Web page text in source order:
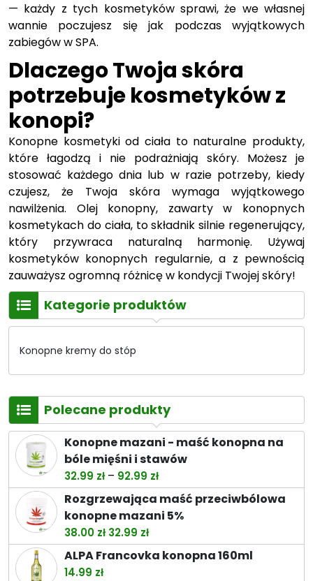
— każdy z tych kosmetyków sprawi, że we własnej
wannie poczujesz się jak podczas wyjątkowych
zabiegów w SPA.
Dlaczego Twoja skóra
potrzebuje kosmetyków z
konopi?
Konopne kosmetyki od ciała to naturalne produkty,
które łagodzą i nie podrażniają skóry. Możesz je
stosować każdego dnia lub w razie potrzeby, kiedy
czujesz, że Twoja skóra wymaga wyjątkowego
nawilżenia. Olej konopny, zawarty w konopnych
kosmetykach do ciała, to składnik silnie regenerujący,
który przywraca naturalną harmonię. Używaj
kosmetyków konopnych regularnie, a z pewnością
zauważysz ogromną różnicę w kondycji Twojej skóry!
Kategorie produktów
Konopne kremy do stóp
Polecane produkty
Konopne mazani - maść konopna na
bóle mięśni i stawów
32.99 zł – 92.99 złZakres
cen:
od
do
92.99 zł
Rozgrzewająca maść przeciwbólowa
konopne mazani 5%
38.00 zł Pierwotna
cena
32.99 złAktualna
cena
ALPA Francovka konopna 160ml
14.99 zł